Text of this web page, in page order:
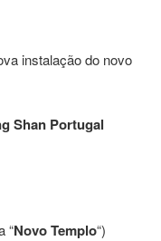
instalação do novo
Shan Portugal
“Novo Templo“)